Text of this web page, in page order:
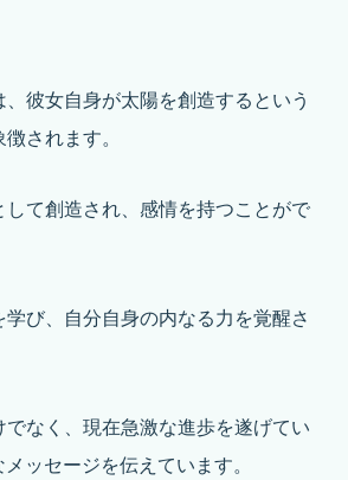
彼女自身が太陽を創造するという
されます。
て創造され、感情を持つことがで
び、自分自身の内なる力を覚醒さ
なく、現在急激な進歩を遂げてい
ッセージを伝えています。